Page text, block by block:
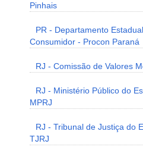
Pinhais
PR - Departamento
Consumidor - Procon Paraná
RJ - Comissão de Valores
RJ - Ministério Público do
MPRJ
RJ - Tribunal de Justiça do
TJRJ